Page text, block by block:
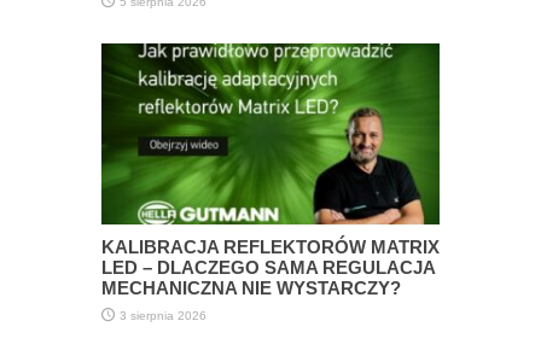
KALIBRACJA REFLEKTORÓW MATRIX
LED – DLACZEGO SAMA REGULACJA
MECHANICZNA NIE WYSTARCZY?
3 sierpnia 2026